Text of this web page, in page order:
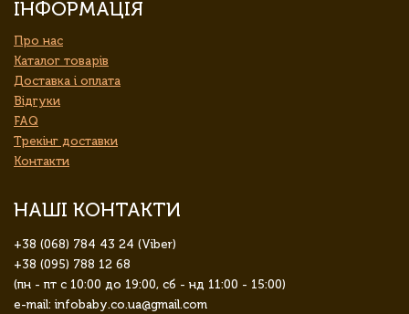
ІНФОРМАЦІЯ
Про нас
Каталог товарів
Доставка і оплата
Відгуки
FAQ
Трекінг доставки
Контакти
НАШІ КОНТАКТИ
+38 (068) 784 43 24 (Viber)
+38 (095) 788 12 68
(пн - пт с 10:00 до 19:00, сб - нд 11:00 - 15:00)
e-mail: infobaby.co.ua@gmail.com